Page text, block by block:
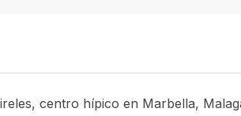
centro hípico en Marbella,